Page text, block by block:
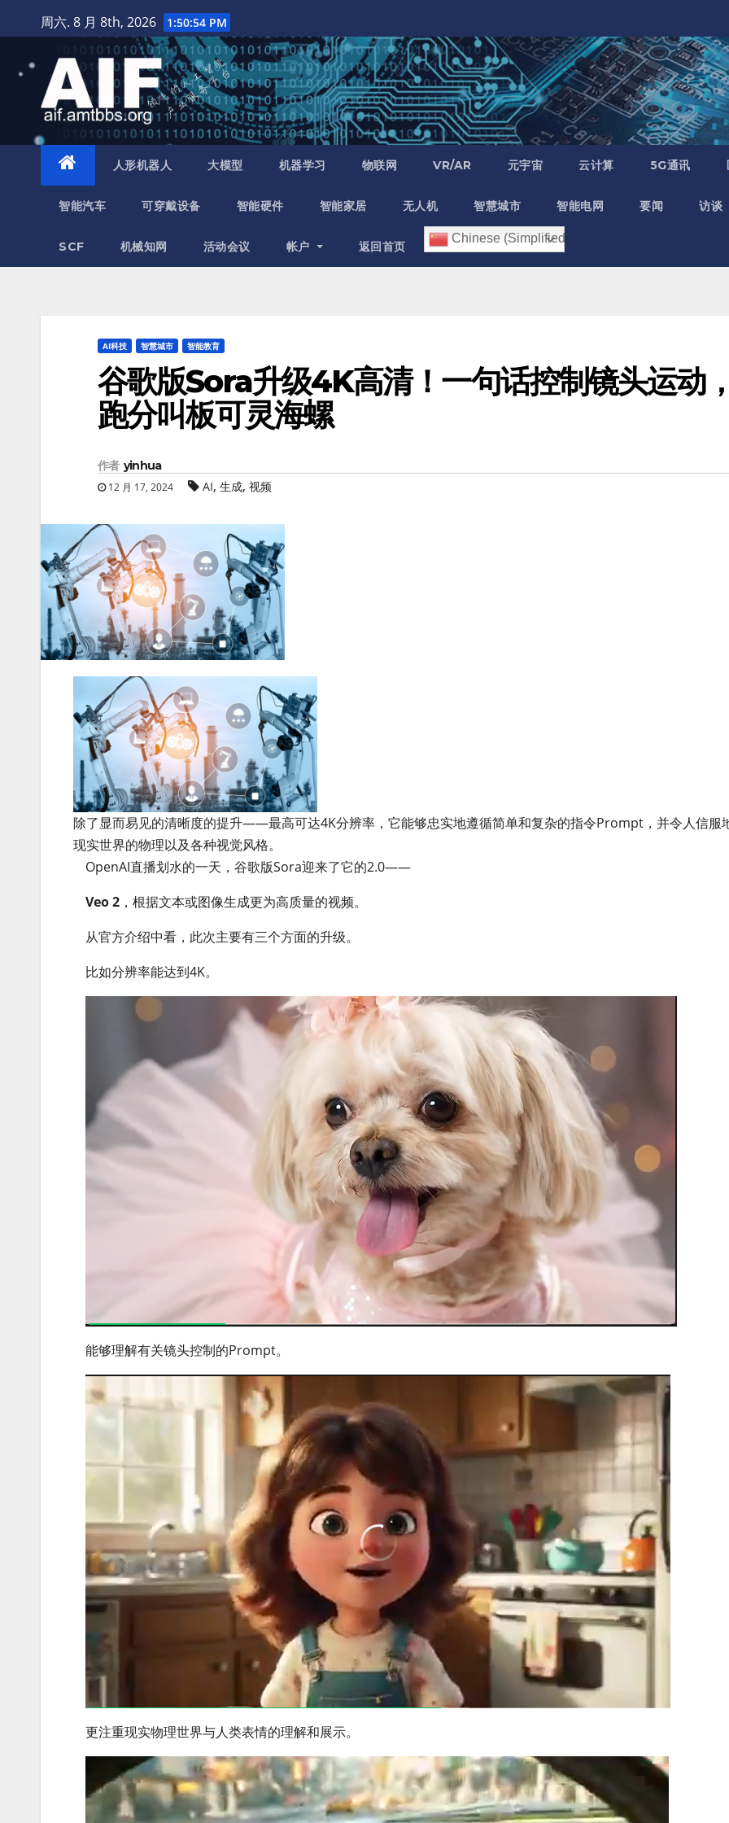
至
周六. 8 月 8th, 2026 1:50:56 PM
人形机器人 大模型 机器学习 物联网 VR/AR 元宇宙 云计算 5G通讯
智能汽车 可穿戴设备 智能硬件 智能家居 无人机 智慧城市 智能电网 要闻 访谈
SCF 机械知网 活动会议 帐户 返回首页
Chinese (Simplified)
AI科技 智慧城市 智能教育
谷歌版Sora升级4K高清！一句话控制镜头运动
跑分叫板可灵海螺
作者 yinhua
12 月 17, 2024 AI, 生成, 视频
除了显而易见的清晰度的提升——最高可达4K分辨率，它能够忠实地遵循简单和复杂的指令Prompt，并令人信服
现实世界的物理以及各种视觉风格。
OpenAI直播划水的一天，谷歌版Sora迎来了它的2.0——
Veo 2 ，根据文本或图像生成更为高质量的视频。
从官方介绍中看，此次主要有三个方面的升级。
比如分辨率能达到4K。
能够理解有关镜头控制的Prompt。
更注重现实物理世界与人类表情的理解和展示。